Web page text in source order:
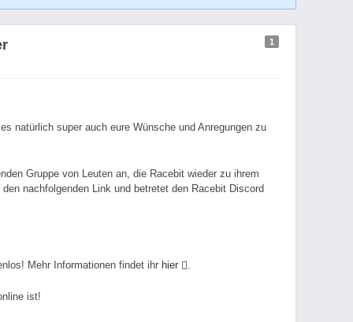
1
natürlich super auch eure Wünsche und Anregungen zu
Gruppe von Leuten an, die Racebit wieder zu ihrem
nachfolgenden Link und betretet den Racebit Discord
Mehr Informationen findet ihr hier .
ist!